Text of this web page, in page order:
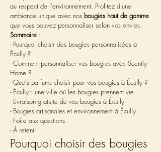
au respect de l'environnement. Profitez d'une
ambiance unique avec nos bougies haut de gamme
que vous pouvez personnaliser selon vos envies.
Sommaire :
- Pourquoi choisir des bougies personnalisées à
Écully ?
- Comment personnaliser vos bougies avec Scently
Home ?
- Quels parfums choisir pour vos bougies à Écully ?
- Écully : une ville où les bougies prennent vie
- Livraison gratuite de vos bougies à Écully
- Bougies artisanales et environnement à Écully
- Foire aux questions
- À retenir
Pourquoi choisir des bougies